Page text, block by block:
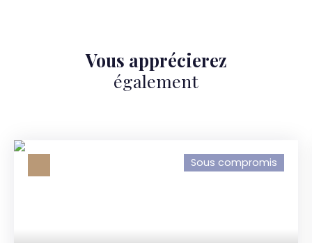
Vous apprécierez
également
Sous compromis